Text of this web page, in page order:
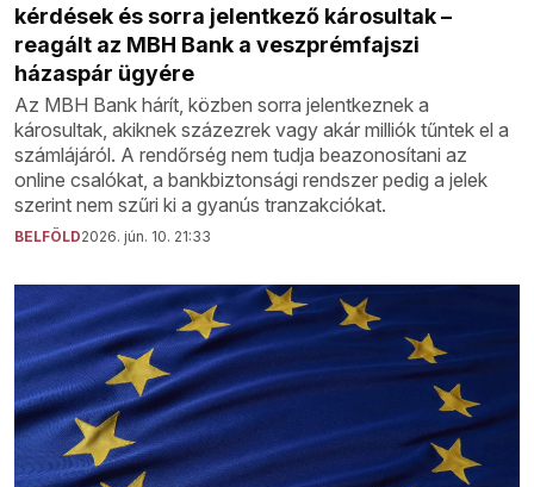
kérdések és sorra jelentkező károsultak –
reagált az MBH Bank a veszprémfajszi
házaspár ügyére
Az MBH Bank hárít, közben sorra jelentkeznek a
károsultak, akiknek százezrek vagy akár milliók tűntek el a
számlájáról. A rendőrség nem tudja beazonosítani az
online csalókat, a bankbiztonsági rendszer pedig a jelek
szerint nem szűri ki a gyanús tranzakciókat.
BELFÖLD2026. jún. 10. 21:33